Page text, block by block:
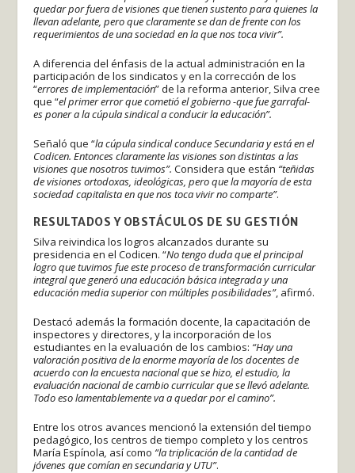
quedar por fuera de visiones que tienen sustento para quienes la
llevan adelante, pero que claramente se dan de frente con los
requerimientos de una sociedad en la que nos toca vivir”.
A diferencia del énfasis de la actual administración en la
participación de los sindicatos y en la corrección de los
“errores de implementación” de la reforma anterior, Silva cree
que “el primer error que cometió el gobierno -que fue garrafal-
es poner a la cúpula sindical a conducir la educación”.
Señaló que “la cúpula sindical conduce Secundaria y está en el
Codicen. Entonces claramente las visiones son distintas a las
visiones que nosotros tuvimos”.Considera que están “teñidas
de visiones ortodoxas, ideológicas, pero que la mayoría de esta
sociedad capitalista en que nos toca vivir no comparte”.
RESULTADOS Y OBSTÁCULOS DE SU GESTIÓN
Silva reivindica los logros alcanzados durante su
presidencia en el Codicen. “No tengo duda que el principal
logro que tuvimos fue este proceso de transformación curricular
integral que generó una educación básica integrada y una
educación media superior con múltiples posibilidades”, afirmó.
Destacó además la formación docente, la capacitación de
inspectores y directores, y la incorporación de los
estudiantes en la evaluación de los cambios: “Hay una
valoración positiva de la enorme mayoría de los docentes de
acuerdo con la encuesta nacional que se hizo, el estudio, la
evaluación nacional de cambio curricular que se llevó adelante.
Todo eso lamentablemente va a quedar por el camino”.
Entre los otros avances mencionó la extensión del tiempo
pedagógico, los centros de tiempo completo y los centros
María Espínola, así como “la triplicación de la cantidad de
jóvenes que comían en secundaria y UTU”.